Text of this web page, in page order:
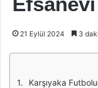
21 Eylül 2024 3
Karşıyaka